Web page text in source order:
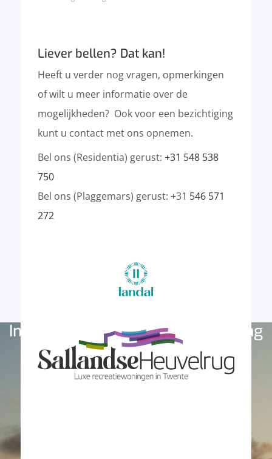
Liever bellen? Dat kan!
Heeft u verder nog vragen, opmerkingen
of wilt u meer informatie over de
mogelijkheden? Ook voor een bezichtiging
kunt u contact met ons opnemen.
Bel ons (Residentia) gerust:+31 548 538
750
Bel ons (Plaggemars) gerust: +31 546 571
272
Investeer nu in een vakantiewoning
op Landal Sallandse Heuvelrug!